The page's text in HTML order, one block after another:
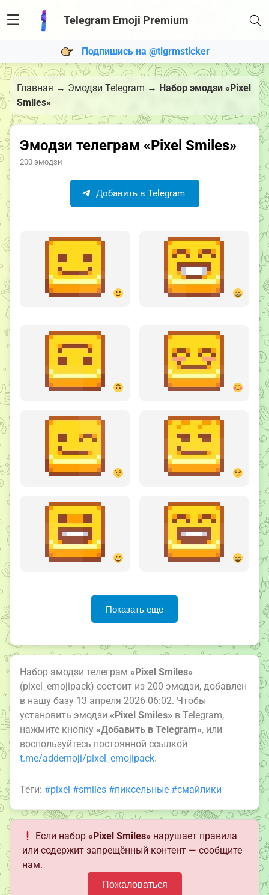
☰ Telegram Emoji Premium
Подпишись на @tlgrmsticker
Главная → Эмодзи Telegram → Набор эмодзи «Pixel
Smiles»
Эмодзи телеграм «Pixel Smiles»
200 эмодзи
Добавить в Telegram
Показать ещё
Набор эмодзи телеграм «Pixel Smiles»
(pixel_emojipack) состоит из 200 эмодзи, добавлен
в нашу базу 13 апреля 2026 06:02. Чтобы
установить эмодзи «Pixel Smiles» в Telegram,
нажмите кнопку «Добавить в Telegram», или
воспользуйтесь постоянной ссылкой
t.me/addemoji/pixel_emojipack.
Теги: #pixel #smiles #пиксельные #смайлики
Если набор«Pixel Smiles» нарушает правила
или содержит запрещённый контент — сообщите
нам.
Пожаловаться